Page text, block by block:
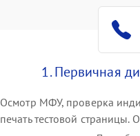
Проблемы с механикой
1. Первичная
Осмотр МФУ, проверка
печать тестовой страницы.